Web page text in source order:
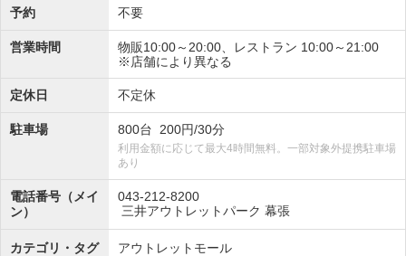
予約 不要
営業時間
物販10:00～20:00、レストラン 10:00～21:00
※店舗により異なる
定休日 不定休
駐車場 800台 200円/30分
利用金額に応じて最大4時間無料。一部対象外提携駐車場
あり
電話番号（メイ
ン）
043-212-8200
三井アウトレットパーク 幕張
カテゴリ・タグ アウトレットモール